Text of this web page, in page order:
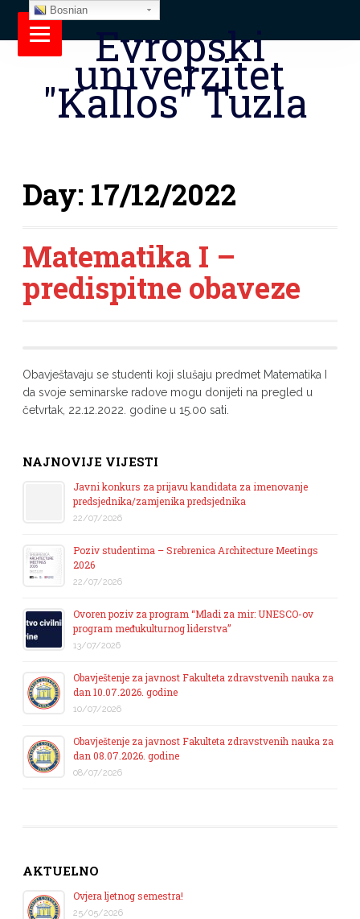
Evropski
univerzitet
"Kallos" Tuzla
Day: 17/12/2022
Matematika I –
predispitne obaveze
Obavještavaju se studenti koji slušaju predmet Matematika I
da svoje seminarske radove mogu donijeti na pregled u
četvrtak, 22.12.2022. godine u 15.00 sati.
NAJNOVIJE VIJESTI
Javni konkurs za prijavu kandidata za imenovanje
predsjednika/zamjenika predsjednika
22/07/2026
Poziv studentima – Srebrenica Architecture Meetings
2026
22/07/2026
Ovoren poziv za program “Mladi za mir: UNESCO-ov
program međukulturnog liderstva”
13/07/2026
Obavještenje za javnost Fakulteta zdravstvenih nauka za
dan 10.07.2026. godine
10/07/2026
Obavještenje za javnost Fakulteta zdravstvenih nauka za
dan 08.07.2026. godine
08/07/2026
AKTUELNO
Ovjera ljetnog semestra!
25/05/2026
Bosnian